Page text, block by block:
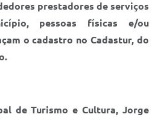
prestadores de serviços
pessoas físicas e/ou
o cadastro no Cadastur, do
de Turismo e Cultura, Jorge